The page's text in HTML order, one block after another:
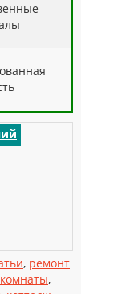
, ремонт
комнаты,